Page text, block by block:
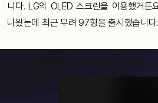
니다. LG의 OLED 스크린을 이용했거
나왔는데 최근 무려 97형을 출시했습니다.